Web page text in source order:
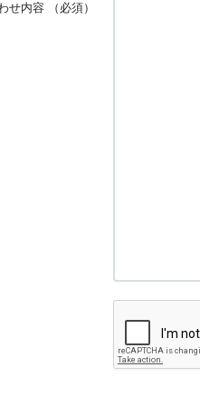
せ内容 （必須）